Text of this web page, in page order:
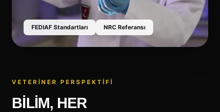
FEDIAF Standartları NRC Referansı
VETERİNER PERSPEKTİFİ
BILIM, HER